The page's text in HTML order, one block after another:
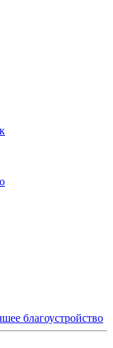
благоустройство